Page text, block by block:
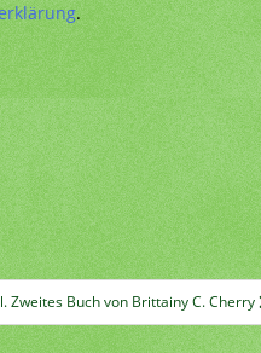
.
Zweites Buch von Brittainy C. Cherry